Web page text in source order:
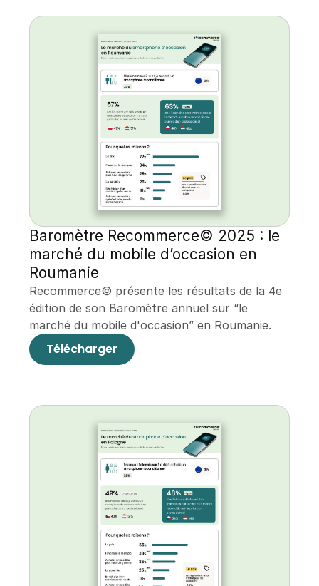
Baromètre Recommerce© 2025 : le
marché du mobile d’occasion en
Roumanie
Recommerce© présente les résultats de la 4e
édition de son Baromètre annuel sur “le
marché du mobile d'occasion” en Roumanie.
Télécharger